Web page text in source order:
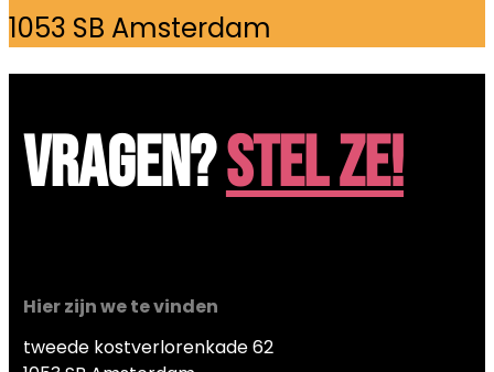
1053 SB Amsterdam
VRAGEN?STEL ZE!
Hier zijn we te vinden
tweede kostverlorenkade 62